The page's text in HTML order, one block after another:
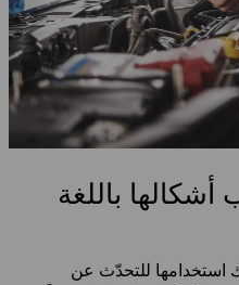
باللغة
استخدامها للتحدّث عن